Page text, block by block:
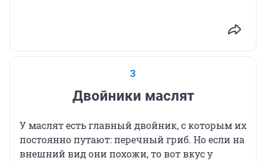
3
Двойники маслят
У маслят есть главный двойник, с которым их
постоянно путают: перечный гриб. Но если на
внешний вид они похожи, то вот вкус у